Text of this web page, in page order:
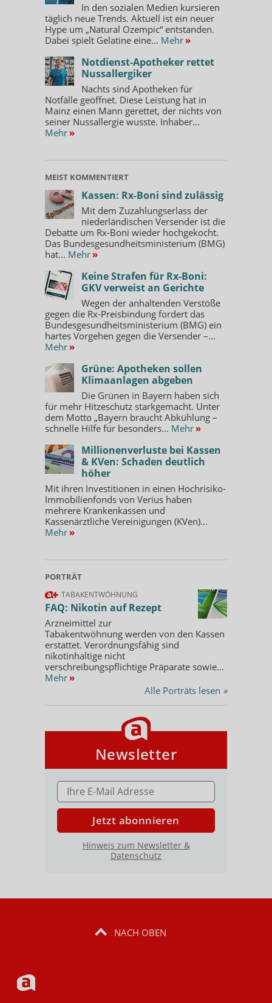
In den sozialen Medien kursieren
täglich neue Trends. Aktuell ist ein neuer
Hype um „Natural Ozempic“ entstanden.
Dabei spielt Gelatine eine... Mehr »
Notdienst-Apotheker rettet
Nussallergiker
Nachts sind Apotheken für
Notfälle geöffnet. Diese Leistung hat in
Mainz einen Mann gerettet, der nichts von
seiner Nussallergie wusste. Inhaber...
Mehr »
MEIST KOMMENTIERT
Kassen: Rx-Boni sind zulässig
Mit dem Zuzahlungserlass der
niederländischen Versender ist die
Debatte um Rx-Boni wieder hochgekocht.
Das Bundesgesundheitsministerium (BMG)
hat... Mehr »
Keine Strafen für Rx-Boni:
GKV verweist an Gerichte
Wegen der anhaltenden Verstöße
gegen die Rx-Preisbindung fordert das
Bundesgesundheitsministerium (BMG) ein
hartes Vorgehen gegen die Versender –...
Mehr »
Grüne: Apotheken sollen
Klimaanlagen abgeben
Die Grünen in Bayern haben sich
für mehr Hitzeschutz starkgemacht. Unter
dem Motto „Bayern braucht Abkühlung –
schnelle Hilfe für besonders... Mehr »
Millionenverluste bei Kassen
& KVen: Schaden deutlich
höher
Mit ihren Investitionen in einen Hochrisiko-
Immobilienfonds von Verius haben
mehrere Krankenkassen und
Kassenärztliche Vereinigungen (KVen)...
Mehr »
PORTRÄT
TABAKENTWÖHNUNG
FAQ: Nikotin auf Rezept
Arzneimittel zur
Tabakentwöhnung werden von den Kassen
erstattet. Verordnungsfähig sind
nikotinhaltige nicht
verschreibungspflichtige Präparate sowie...
Mehr »
Alle Porträts lesen »
Newsletter
E-MAIL ADRESSE
Jetzt abonnieren
Hinweis zum Newsletter &
Datenschutz
NACH OBEN